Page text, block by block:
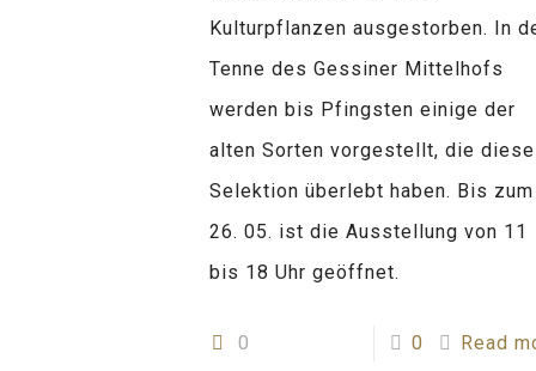
Kulturpflanzen ausgestorben. In
Tenne des Gessiner Mittelhofs
werden bis Pfingsten einige der
alten Sorten vorgestellt, die diese
Selektion überlebt haben. Bis zum
26. 05. ist die Ausstellung von 11
bis 18 Uhr geöffnet.
0 0 Read